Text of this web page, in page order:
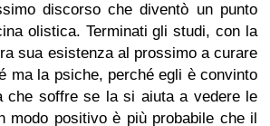
discorso che diventò un punto
olistica. Terminati gli studi, con la
sua esistenza al prossimo a curare
ma la psiche, perché egli è convinto
che soffre se la si aiuta a vedere le
modo positivo è più probabile che il